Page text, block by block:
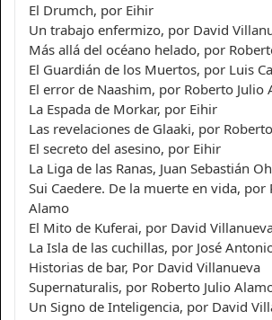
El Drumch, por Eihir
Un trabajo enfermizo, por David
Más allá del océano helado, por
El Guardián de los Muertos, por Luis
El error de Naashim, por Roberto Julio
La Espada de Morkar, por Eihir
Las revelaciones de Glaaki, por
El secreto del asesino, por Eihir
La Liga de las Ranas, Juan Sebastián
Sui Caedere. De la muerte en vida, por
Alamo
El Mito de Kuferai, por David
La Isla de las cuchillas, por José
Historias de bar, Por David Villanueva
Supernaturalis, por Roberto Julio
Un Signo de Inteligencia, por David